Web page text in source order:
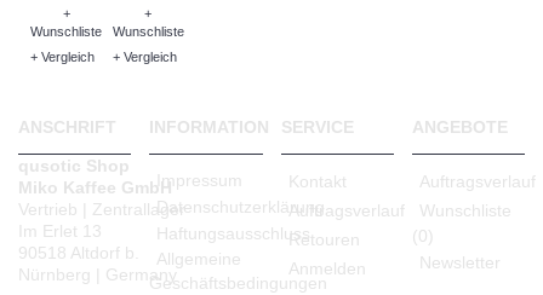
+
Wunschliste
+ Vergleich
+
Wunschliste
+ Vergleich
ANSCHRIFT
qusotic Shop
Miko Kaffee GmbH
Vertrieb | Zentrallager
Im Erlet 13
90518 Altdorf b.
Nürnberg | Germany
INFORMATION
Impressum
Datenschutzerklärung
Haftungsausschluss
Allgemeine
Geschäftsbedingungen
SERVICE
Kontakt
Auftragsverlauf
Retouren
Anmelden
ANGEBOTE
Auftragsverlauf
Wunschliste
(0)
Newsletter